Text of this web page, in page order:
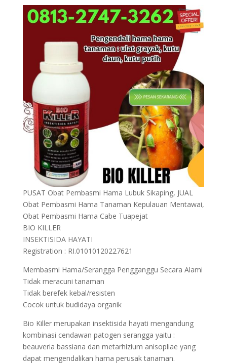
PUSAT Obat Pembasmi Hama Lubuk Sikaping, JUAL
Obat Pembasmi Hama Tanaman Kepulauan Mentawai,
Obat Pembasmi Hama Cabe Tuapejat
BIO KILLER
INSEKTISIDA HAYATI
Registration : RI.01010120227621
Membasmi Hama/Serangga Pengganggu Secara Alami
Tidak meracuni tanaman
Tidak berefek kebal/resisten
Cocok untuk budidaya organik
Bio Killer merupakan insektisida hayati mengandung
kombinasi cendawan patogen serangga yaitu :
beauveria bassiana dan metarhizium anisopliae yang
dapat mengendalikan hama perusak tanaman.